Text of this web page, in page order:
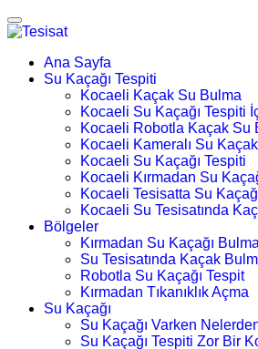
Ana Sayfa
Su Kaçağı Tespiti
Kocaeli Kaçak Su Bulma
Kocaeli Su Kaçağı Tespiti
Kocaeli Robotla Kaçak Su
Kocaeli Kameralı Su
Kocaeli Su Kaçağı Tespiti
Kocaeli Kırmadan Su
Kocaeli Tesisatta Su
Kocaeli Su Tesisatında
Bölgeler
Kırmadan Su Kaçağı Bulma
Su Tesisatında Kaçak
Robotla Su Kaçağı Tespit
Kırmadan Tıkanıklık Açma
Su Kaçağı
Su Kaçağı Varken
Su Kaçağı Tespiti Zor Bir